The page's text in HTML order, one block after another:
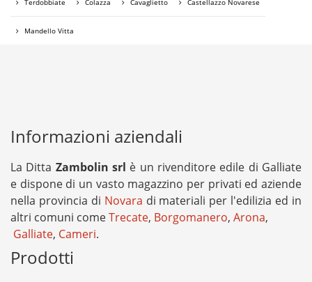
Terdobbiate Colazza Cavaglietto Castellazzo Novarese
Mandello Vitta
Informazioni aziendali
La Ditta Zambolin srl è un rivenditore edile di Galliate
e dispone di un vasto magazzino per privati ed aziende
nella provincia di Novara di materiali per l'edilizia ed in
altri comuni comeTrecate, Borgomanero, Arona,
Galliate, Cameri.
Prodotti